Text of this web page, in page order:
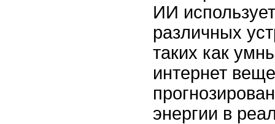
ИИ
различных
таких как
интернет
энергии в